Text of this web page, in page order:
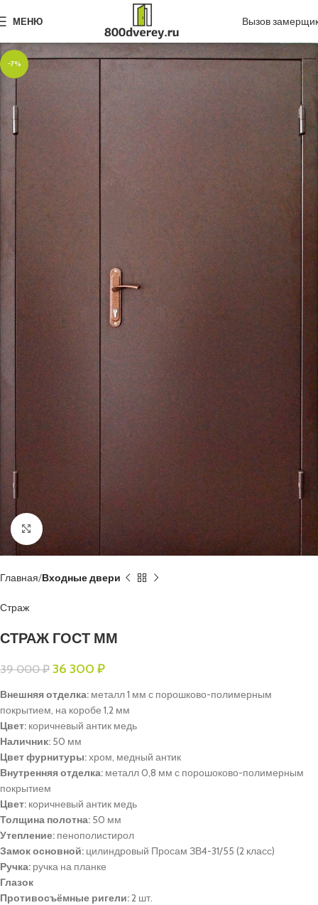
МЕНЮ Вызов
-7%
Нажмите, чтобы увеличить
Главная Входные двери
Страж
СТРАЖ ГОСТ ММ
39 000₽ 36 300 ₽
Внешняя отделка: металл 1 мм с порошково-полимерным
покрытием, на коробе 1,2 мм
Цвет: коричневый антик медь
Наличник: 50 мм
Цвет фурнитуры:хром, медный антик
Внутренняя отделка: металл 0,8 мм с порошоково-полимерным
покрытием
Цвет: коричневый антик медь
Толщина полотна: 50 мм
Утепление: пенополистирол
Замок основной: цилиндровый Просам ЗВ4-31/55 (2 класс)
Ручка: ручка на планке
Глазок
Противосъёмные ригели:2 шт.